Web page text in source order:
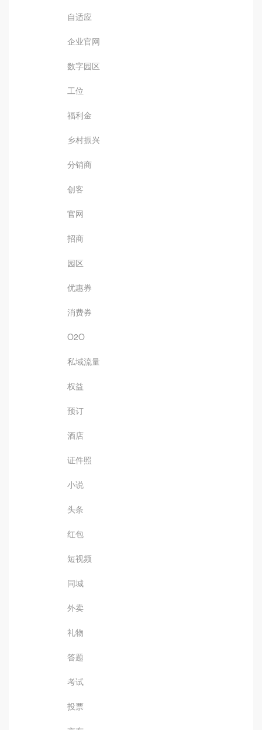
自适应
企业官网
数字园区
工位
福利金
乡村振兴
分销商
创客
官网
招商
园区
优惠券
消费券
O2O
私域流量
权益
预订
酒店
证件照
小说
头条
红包
短视频
同城
外卖
礼物
答题
考试
投票